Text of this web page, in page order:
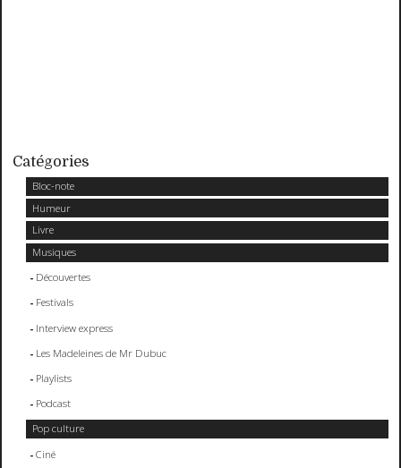
Catégories
Bloc-note
Humeur
Livre
Musiques
Découvertes
Festivals
Interview express
Les Madeleines de Mr Dubuc
Playlists
Podcast
Pop culture
Ciné